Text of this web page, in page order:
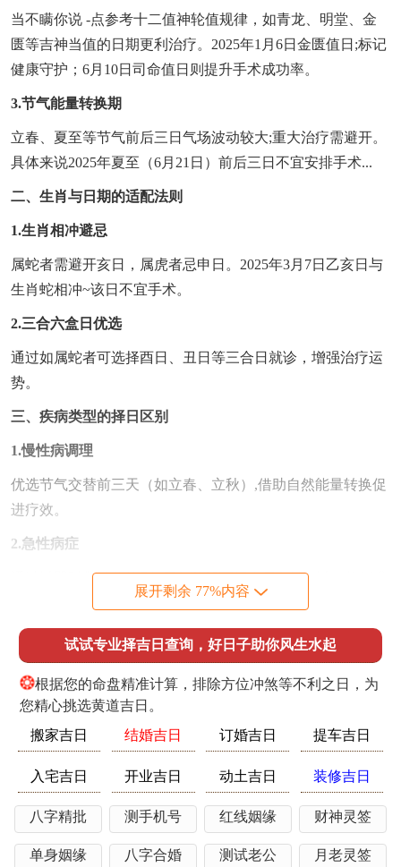
当不瞒你说 -点参考十二值神轮值规律，如青龙、明堂、金
匮等吉神当值的日期更利治疗。2025年1月6日金匮值日;标记
健康守护；6月10日司命值日则提升手术成功率。
3.节气能量转换期
立春、夏至等节气前后三日气场波动较大;重大治疗需避开。
具体来说2025年夏至（6月21日）前后三日不宜安排手术...
二、生肖与日期的适配法则
1.生肖相冲避忌
属蛇者需避开亥日，属虎者忌申日。2025年3月7日乙亥日与
生肖蛇相冲~该日不宜手术。
2.三合六盒日优选
通过如属蛇者可选择酉日、丑日等三合日就诊，增强治疗运
势。
三、疾病类型的择日区别
1.慢性病调理
优选节气交替前三天（如立春、立秋）,借助自然能量转换促
进疗效。
2.急性病症
通过以即时救治位原则 -康复阶段可择吉日复诊...以…位例术
后复查可选司命值日的7月26日.
四、时辰选择的黄金法则
早晨7-9点（辰时）适合体检与常规检查，这时人体代谢活
跃。
上午11-13点（午时）利于外科手术、心血管治疗可借午火旺
相提升效果.
五、现代医疗条件 的统筹
展开剩余 77%内容
试试专业择吉日查询，好日子助你风生水起
❂根据您的命盘精准计算，排除方位冲煞等不利之日，为
您精心挑选黄道吉日。
搬家吉日
结婚吉日 订婚吉日 提车吉日
入宅吉日 开业吉日 动土吉日 装修吉日
八字精批 测手机号 红线姻缘 财神灵签
单身姻缘 八字合婚 测试老公 月老灵签